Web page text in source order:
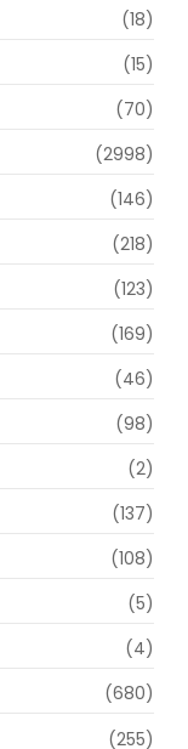
(18)
(15)
(70)
(2998)
(146)
(218)
(123)
(169)
(46)
(98)
(2)
(137)
(108)
(5)
(4)
(680)
(255)